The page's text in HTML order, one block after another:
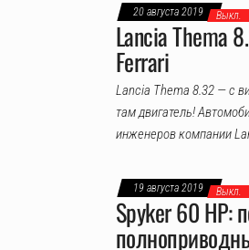
20 августа 2019 Выкл.
Lancia Thema
Ferrari
Lancia Thema 8.32 — с
там двигатель!
инженеров компании
19 августа 2019 Выкл.
Spyker 60 HP: